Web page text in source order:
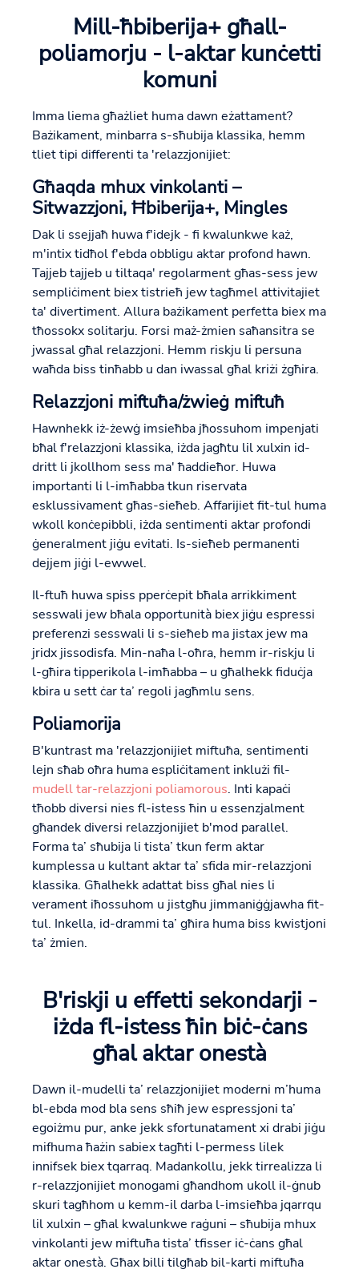
Mill-ħbiberija+ għall-
poliamorju - l-aktar kunċetti
komuni
Imma liema għażliet huma dawn eżattament?
Bażikament, minbarra s-sħubija klassika, hemm
tliet tipi differenti ta 'relazzjonijiet:
Għaqda mhux vinkolanti –
Sitwazzjoni, Ħbiberija+, Mingles
Dak li ssejjaħ huwa f'idejk - fi kwalunkwe każ,
m'intix tidħol f'ebda obbligu aktar profond hawn.
Tajjeb tajjeb u tiltaqa' regolarment għas-sess jew
sempliċiment biex tistrieħ jew tagħmel attivitajiet
ta' divertiment. Allura bażikament perfetta biex ma
tħossokx solitarju. Forsi maż-żmien saħansitra se
jwassal għal relazzjoni. Hemm riskju li persuna
waħda biss tinħabb u dan iwassal għal kriżi żgħira.
Relazzjoni miftuħa/żwieġ miftuħ
Hawnhekk iż-żewġ imsieħba jħossuhom impenjati
bħal f'relazzjoni klassika, iżda jagħtu lil xulxin id-
dritt li jkollhom sess ma' ħaddieħor. Huwa
importanti li l-imħabba tkun riservata
esklussivament għas-sieħeb. Affarijiet fit-tul huma
wkoll konċepibbli, iżda sentimenti aktar profondi
ġeneralment jiġu evitati. Is-sieħeb permanenti
dejjem jiġi l-ewwel.
Il-ftuħ huwa spiss pperċepit bħala arrikkiment
sesswali jew bħala opportunità biex jiġu espressi
preferenzi sesswali li s-sieħeb ma jistax jew ma
jridx jissodisfa. Min-naħa l-oħra, hemm ir-riskju li
l-għira tipperikola l-imħabba – u għalhekk fiduċja
kbira u sett ċar ta’ regoli jagħmlu sens.
Poliamorija
B'kuntrast ma 'relazzjonijiet miftuħa, sentimenti
lejn sħab oħra huma espliċitament inklużi fil-
mudell tar-relazzjoni poliamorous. Inti kapaċi
tħobb diversi nies fl-istess ħin u essenzjalment
għandek diversi relazzjonijiet b'mod parallel.
Forma ta’ sħubija li tista’ tkun ferm aktar
kumplessa u kultant aktar ta’ sfida mir-relazzjoni
klassika. Għalhekk adattat biss għal nies li
verament iħossuhom u jistgħu jimmaniġġjawha fit-
tul. Inkella, id-drammi ta’ għira huma biss kwistjoni
ta’ żmien.
B'riskji u effetti sekondarji -
iżda fl-istess ħin biċ-ċans
għal aktar onestà
Dawn il-mudelli ta’ relazzjonijiet moderni m’huma
bl-ebda mod bla sens sħiħ jew espressjoni ta’
egoiżmu pur, anke jekk sfortunatament xi drabi jiġu
mifhuma ħażin sabiex tagħti l-permess lilek
innifsek biex tqarraq. Madankollu, jekk tirrealizza li
r-relazzjonijiet monogami għandhom ukoll il-ġnub
skuri tagħhom u kemm-il darba l-imsieħba jqarrqu
lil xulxin – għal kwalunkwe raġuni – sħubija mhux
vinkolanti jew miftuħa tista’ tfisser iċ-ċans għal
aktar onestà. Għax billi tilgħab bil-karti miftuħa